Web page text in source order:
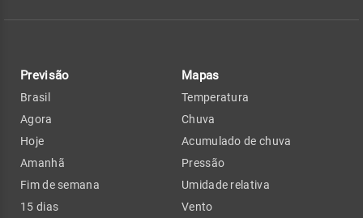
Previsão
Brasil
Agora
Hoje
Amanhã
Fim de semana
15 dias
Mapas
Temperatura
Chuva
Acumulado de chuva
Pressão
Umidade relativa
Vento